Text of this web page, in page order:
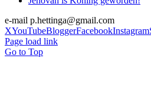
e-mail p.hettinga@gmail.com
XYouTubeBloggerFacebookInstagram
Page load link
Go to Top